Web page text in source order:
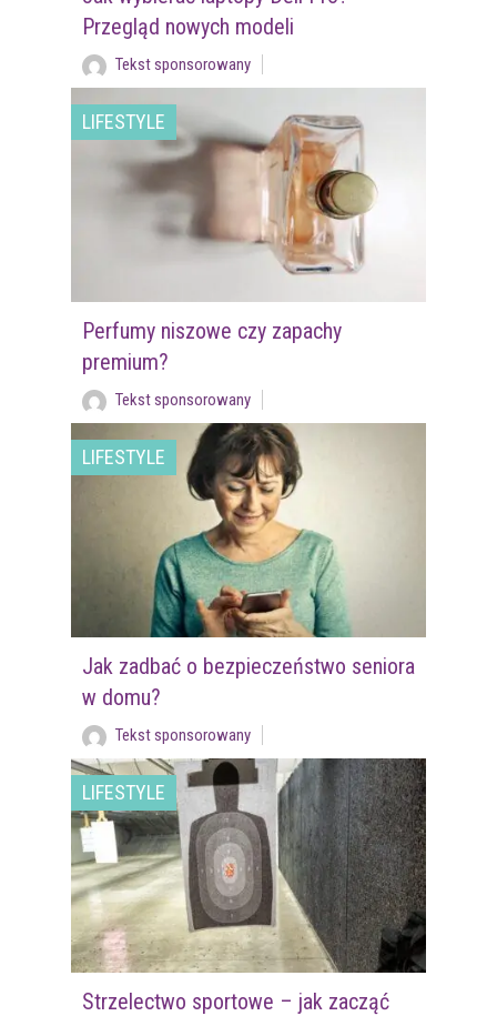
Przegląd nowych modeli
Tekst sponsorowany
LIFESTYLE
Perfumy niszowe czy zapachy
premium?
Tekst sponsorowany
LIFESTYLE
Jak zadbać o bezpieczeństwo seniora
w domu?
Tekst sponsorowany
LIFESTYLE
Strzelectwo sportowe – jak zacząć